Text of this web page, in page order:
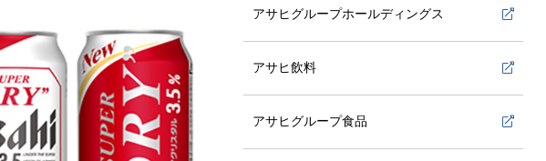
2020年
アサヒグループホールディングス
アサヒ飲料
アサヒグループ食品